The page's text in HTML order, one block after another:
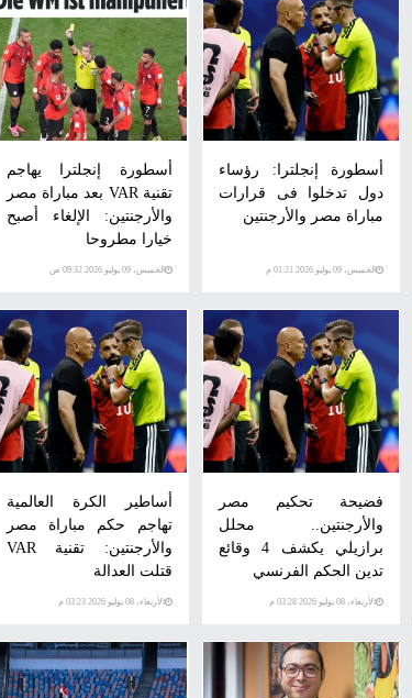
أسطورة إنجلترا: رؤساء
دول تدخلوا فى قرارات
مباراة مصر والأرجنتين
الخميس، 09 يوليو 2026 01:21 م
أسطورة إنجلترا يهاجم
تقنية VAR بعد مباراة مصر
والأرجنتين: الإلغاء أصبح
خيارا مطروحا
الخميس، 09 يوليو 2026 09:32 ص
فضيحة تحكيم مصر
والأرجنتين.. محلل
برازيلي يكشف 4 وقائع
تدين الحكم الفرنسي
الأربعاء، 08 يوليو 2026 03:28 م
أساطير الكرة العالمية
تهاجم حكم مباراة مصر
والأرجنتين: تقنية VAR
قتلت العدالة
الأربعاء، 08 يوليو 2026 03:23 م